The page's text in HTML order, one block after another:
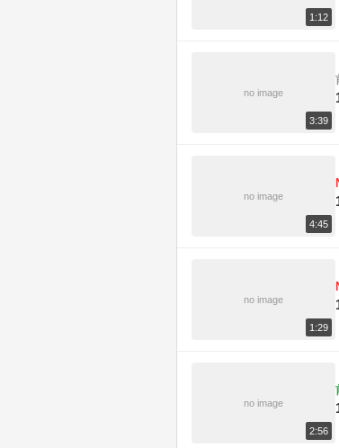
1:12
no image
3:39
no image
4:45
no image
1:29
no image
2:56